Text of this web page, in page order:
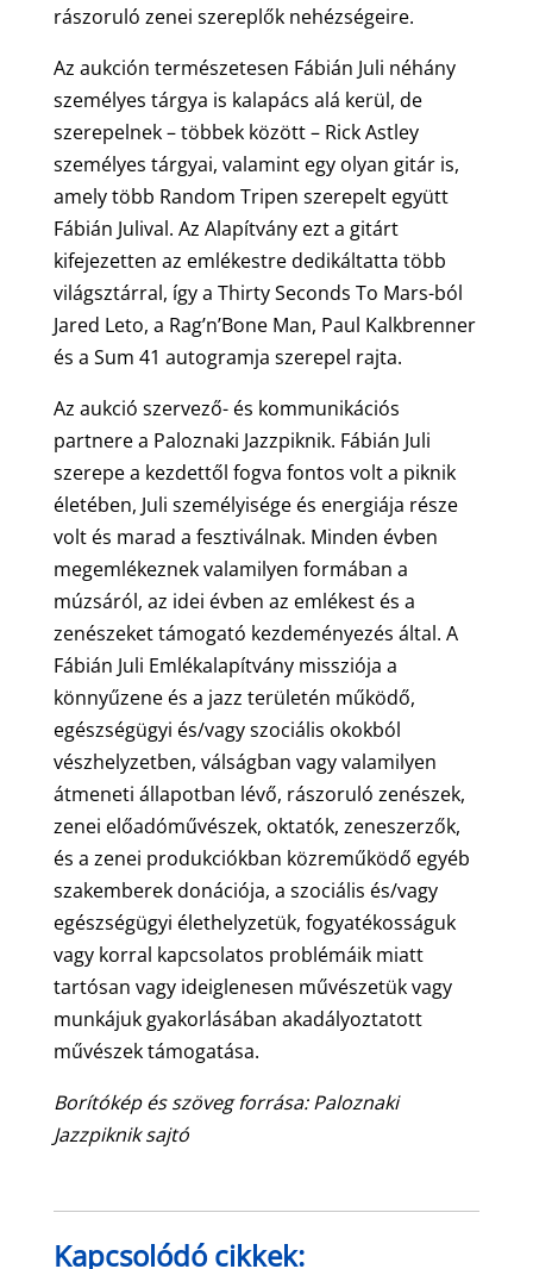
rászoruló zenei szereplők nehézségeire.
Az aukción természetesen Fábián Juli néhány
személyes tárgya is kalapács alá kerül, de
szerepelnek – többek között – Rick Astley
személyes tárgyai, valamint egy olyan gitár is,
amely több Random Tripen szerepelt együtt
Fábián Julival. Az Alapítvány ezt a gitárt
kifejezetten az emlékestre dedikáltatta több
világsztárral, így a Thirty Seconds To Mars-ból
Jared Leto, a Rag’n’Bone Man, Paul Kalkbrenner
és a Sum 41 autogramja szerepel rajta.
Az aukció szervező- és kommunikációs
partnere a Paloznaki Jazzpiknik. Fábián Juli
szerepe a kezdettől fogva fontos volt a piknik
életében, Juli személyisége és energiája része
volt és marad a fesztiválnak. Minden évben
megemlékeznek valamilyen formában a
múzsáról, az idei évben az emlékest és a
zenészeket támogató kezdeményezés által. A
Fábián Juli Emlékalapítvány missziója a
könnyűzene és a jazz területén működő,
egészségügyi és/vagy szociális okokból
vészhelyzetben, válságban vagy valamilyen
átmeneti állapotban lévő, rászoruló zenészek,
zenei előadóművészek, oktatók, zeneszerzők,
és a zenei produkciókban közreműködő egyéb
szakemberek donációja, a szociális és/vagy
egészségügyi élethelyzetük, fogyatékosságuk
vagy korral kapcsolatos problémáik miatt
tartósan vagy ideiglenesen művészetük vagy
munkájuk gyakorlásában akadályoztatott
művészek támogatása.
Borítókép és szöveg forrása: Paloznaki
Jazzpiknik sajtó
Kapcsolódó cikkek: